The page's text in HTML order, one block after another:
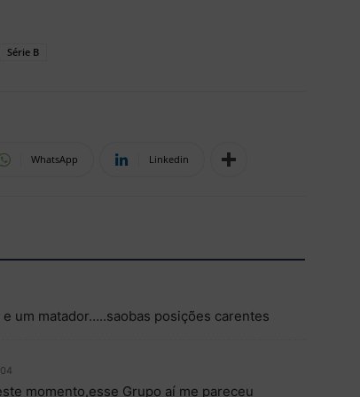
Série B
WhatsApp Linkedin
um matador…..saobas posições carentes
momento,esse Grupo aí me pareceu